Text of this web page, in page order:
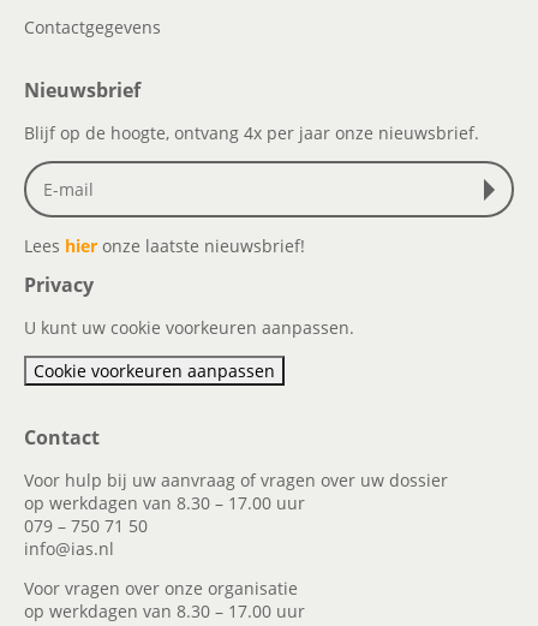
Contactgegevens
Nieuwsbrief
Blijf op de hoogte, ontvang 4x per jaar onze nieuwsbrief.
Lees hier onze laatste nieuwsbrief!
Privacy
U kunt uw cookie voorkeuren aanpassen.
Cookie voorkeuren aanpassen
Contact
Voor hulp bij uw aanvraag of vragen over uw dossier
op werkdagen van 8.30 – 17.00 uur
079 – 750 71 50
info@ias.nl
Voor vragen over onze organisatie
op werkdagen van 8.30 – 17.00 uur